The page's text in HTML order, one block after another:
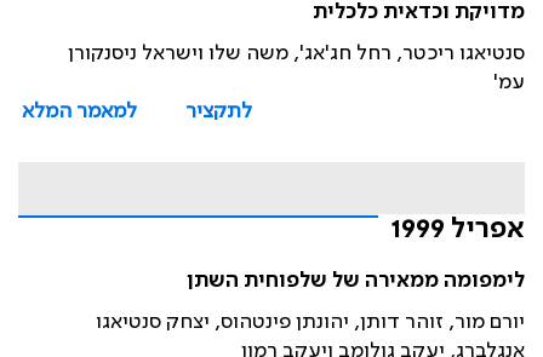
מדויקת וכדאית כלכלית
סנטיאגו ריכטר, רחל חג'אג', משה שלו וישראל ניסנקורן
עמ'
לתקציר
למאמר המלא
אפריל 1999
לימפומה ממאירה של שלפוחית השתן
יורם מור, זוהר דותן, יהונתן פינטהוס, יצחק סנטיאגו
אנגלברג, יעקב גולומב ויעקב רמון